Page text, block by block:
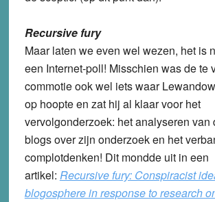
Recursive fury
Maar laten we even wel wezen, het is
een Internet-poll! Misschien was de te
commotie ook wel iets waar
op hoopte en zat hij al klaar voor het
vervolgonderzoek: het analyseren van
blogs over zijn onderzoek en het
complotdenken! Dit mondde uit in een
artikel: Recursive fury: Conspiracist
blogosphere in response to research